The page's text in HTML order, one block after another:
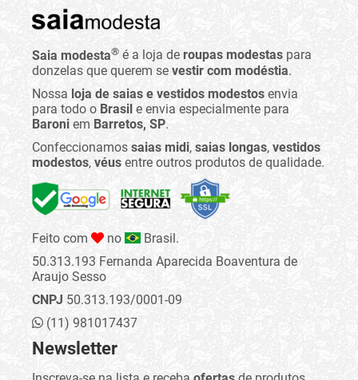
Saia modesta® é a loja de roupas modestas para
donzelas que querem se vestir com modéstia.
Nossa loja de saias e vestidos modestos envia
para todo o Brasil e envia especialmente para
Baroni em Barretos, SP.
Confeccionamos saias midi, saias longas, vestidos
modestos, véus entre outros produtos de qualidade.
Feito com no
Brasil.
50.313.193 Fernanda Aparecida Boaventura de
Araujo Sesso
CNPJ 50.313.193/0001-09
(11) 981017437
Newsletter